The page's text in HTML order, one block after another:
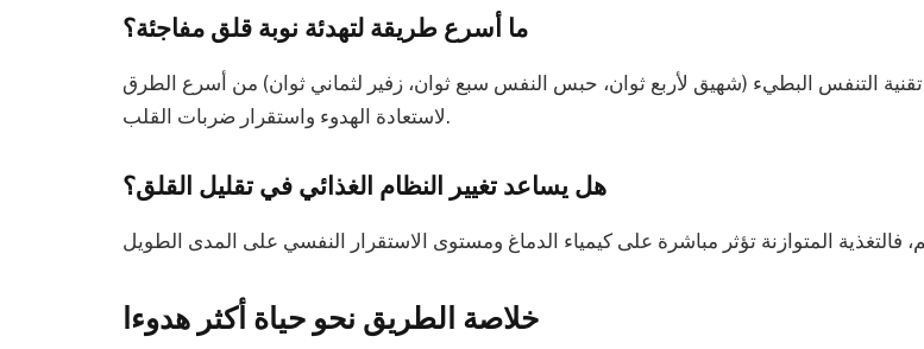
ما أسرع طريقة لتهدئة نوبة قلق مفاجئة؟
تقنية التنفس البطيء (شهيق لأربع ثوان، حبس النفس سبع ثوان، زفير لثماني ثوان) من أسرع الطرق
لاستعادة الهدوء واستقرار ضربات القلب.
هل يساعد تغيير النظام الغذائي في تقليل القلق؟
خلاصة الطريق نحو حياة أكثر هدوءا